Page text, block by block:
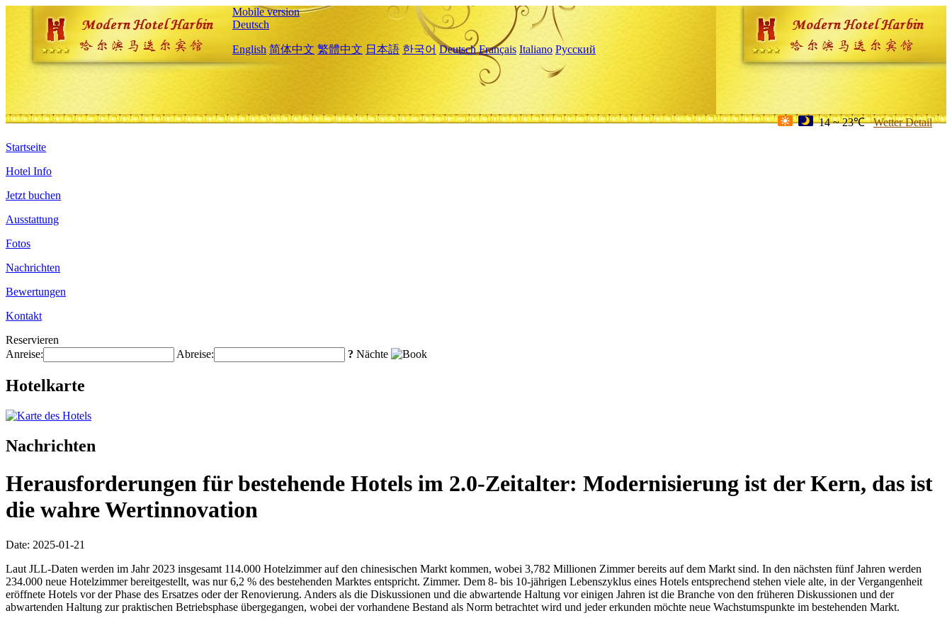
Mobile version
Deutsch
English 简体中文 繁體中文 日本語 한국어 Deutsch Français Italiano Русский
14 ~ 23℃ Wetter Detail
Startseite
Hotel Info
Jetzt buchen
Ausstattung
Fotos
Nachrichten
Bewertungen
Kontakt
Reservieren
Anreise:
Abreise: ? Nächte
Hotelkarte
Nachrichten
Herausforderungen für bestehende Hotels im 2.0-Zeitalter: Modernisierung ist der Kern, das ist
die wahre Wertinnovation
Date: 2025-01-21
Laut JLL-Daten werden im Jahr 2023 insgesamt 114.000 Hotelzimmer auf den chinesischen Markt kommen, wobei 3,782 Millionen Zimmer bereits auf dem Markt sind. In den nächsten fünf Jahren werden
234.000 neue Hotelzimmer bereitgestellt, was nur 6,2 % des bestehenden Marktes entspricht. Zimmer. Dem 8- bis 10-jährigen Lebenszyklus eines Hotels entsprechend stehen viele alte, in der Vergangenheit
eröffnete Hotels vor der Phase des Ersatzes oder der Renovierung. Anders als die Diskussionen und die abwartende Haltung vor einigen Jahren ist die Branche von den früheren Diskussionen und der
abwartenden Haltung zur praktischen Betriebsphase übergegangen, wobei der vorhandene Bestand als Norm betrachtet wird und jeder erkunden möchte neue Wachstumspunkte im bestehenden Markt.